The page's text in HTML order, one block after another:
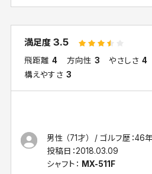
満足度3.5
飛距離 4 方向性 3 やさしさ 4
構えやすさ 3
男性 （71才） ゴルフ歴：46年
投稿日：2018.03.09
シャフト： MX-511F